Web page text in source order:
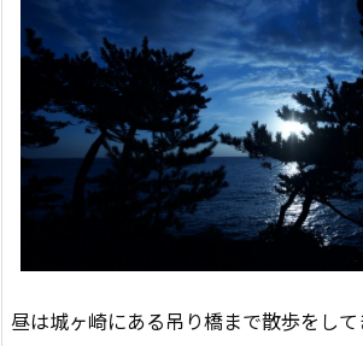
昼は城ヶ崎にある吊り橋まで散歩をして